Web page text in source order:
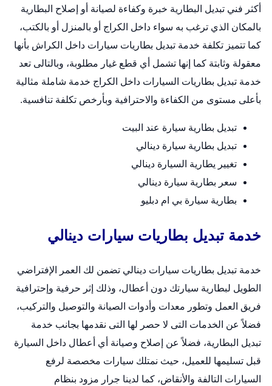
أكثر فني تبديل البطارية خبرة وكفاءة لصيانة أو إصلاح البطارية
بالمكان الذي ترغب به سواء داخل الكراج أو بالمنزل أو بالكتب،
كما تتميز تكلفة خدمة تبديل بطاريات سيارات داخل الكراش بأنها
معقولة وثابتة كما إنها تشمل أي قطع غيار مطلوبة، وبالتالى تعد
خدمة تبديل بطاريات السيارات داخل الكراج خدمة شاملة مثالية
بأعلى مستوى من الكفاءة والاحترافية وبأرخص تكلفة تنافسية.
تبديل بطارية سيارة عند البيت
تبديل بطارية سيارة دينالي
تغيير يطارية السيارة دينالي
سعر بطارية سيارة دينالي
بطارية سيارة بي ام دبليو
خدمة تبديل بطاريات سيارات دينالي
خدمة تبديل بطاريات سيارات دينالي تضمن لك العمر الإفتراضي
الطويل لبطارية سيارتك دون أعطال، وذلك إثر حرفية وإحترافية
فريق العمل وتطور معدات وأدوات الصيانة والتوصيل والتركيب،
فضلاً عن الخدمات التى لا حصر لها التى نقدمها بجانب خدمة
تبديل البطارية، فضلاً عن إصلاح وصيانة أي أعطال داخل السيارة
قبل تسليمها للعميل، حيث نمتلك سيارات مخصصة لرفع
السيارات التالفة والأنقاض، كما لدينا جرار مزود بنظام